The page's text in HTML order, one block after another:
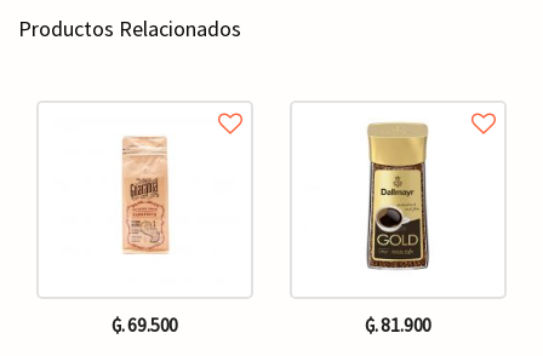
Productos Relacionados
₲. 69.500 ₲. 81.900